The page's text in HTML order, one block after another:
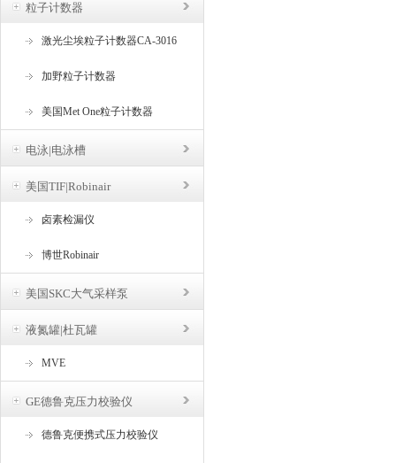
粒子计数器
激光尘埃粒子计数器CA-3016
加野粒子计数器
美国Met One粒子计数器
电泳|电泳槽
美国TIF|Robinair
卤素检漏仪
博世Robinair
美国SKC大气采样泵
液氮罐|杜瓦罐
MVE
GE德鲁克压力校验仪
德鲁克便携式压力校验仪